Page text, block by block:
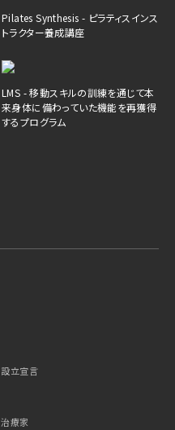
Pilates Synthesis - ピラティスインス
トラクター養成講座
LMS - 移動スキルの訓練を通じて本
来身体に備わっていた機能を再獲得
するプログラム
設立宣言
治療家